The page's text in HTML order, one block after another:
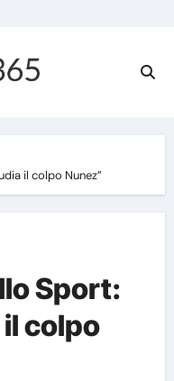
il colpo Nunez”
Sport:
colpo